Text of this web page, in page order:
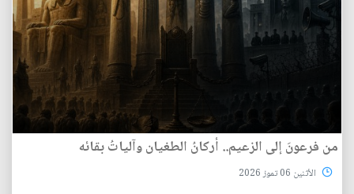
من فرعونَ إلى الزعيم.. أركانُ الطغيان وآلياتُ بقائه
الأثنين 06 تموز 2026